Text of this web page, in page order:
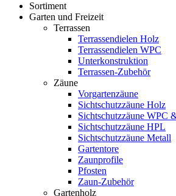
Sortiment
Garten und Freizeit
Terrassen
Terrassendielen Holz
Terrassendielen WPC
Unterkonstruktion
Terrassen-Zubehör
Zäune
Vorgartenzäune
Sichtschutzzäune Holz
Sichtschutzzäune WPC
Sichtschutzzäune HPL
Sichtschutzzäune Metall
Gartentore
Zaunprofile
Pfosten
Zaun-Zubehör
Gartenholz